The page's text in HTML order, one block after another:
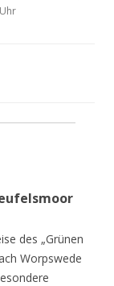
des „Grünen
Worpswede